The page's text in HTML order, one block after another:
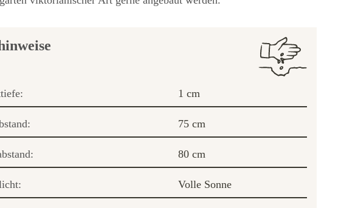
1 cm
75 cm
80 cm
Volle Sonne